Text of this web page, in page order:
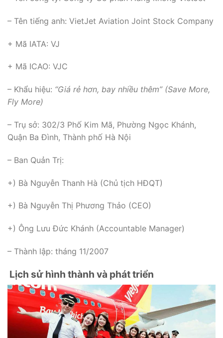
– Tên tiếng anh: VietJet Aviation Joint Stock Company
+ Mã IATA: VJ
+ Mã ICAO: VJC
– Khẩu hiệu: “Giá rẻ hơn, bay nhiều thêm” (Save More,
Fly More)
– Trụ sở: 302/3 Phố Kim Mã, Phường Ngọc Khánh,
Quận Ba Đình, Thành phố Hà Nội
– Ban Quản Trị:
+) Bà Nguyễn Thanh Hà (Chủ tịch HĐQT)
+) Bà Nguyễn Thị Phương Thảo (CEO)
+) Ông Lưu Đức Khánh (Accountable Manager)
– Thành lập: tháng 11/2007
Lịch sử hình thành và phát triển